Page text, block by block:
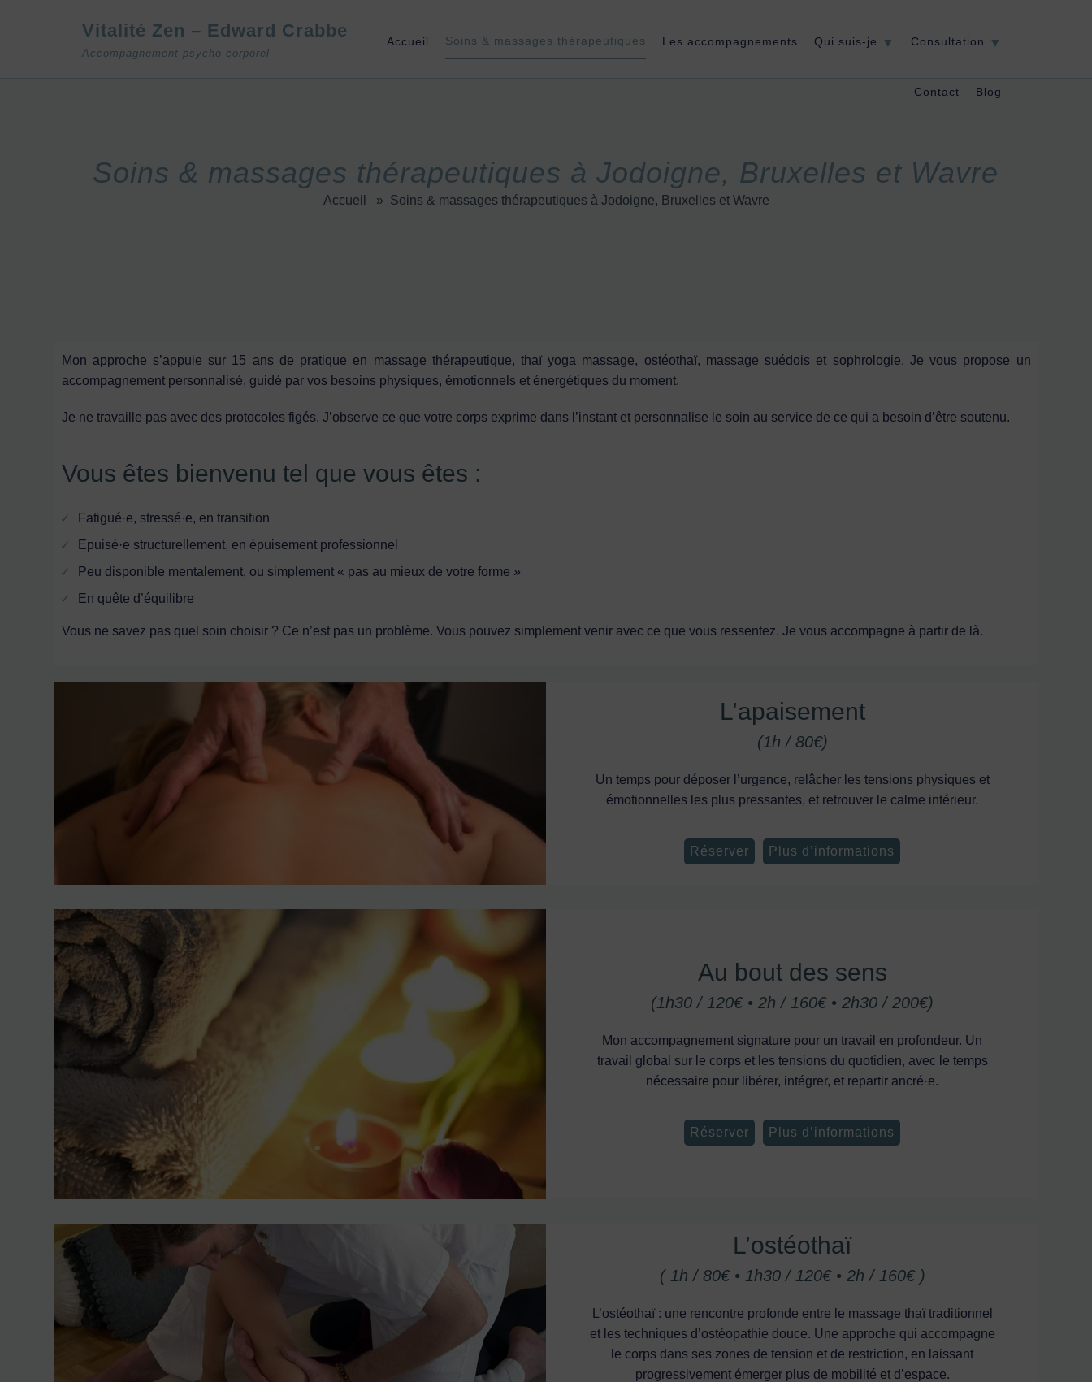
Vitalité Zen – Edward Crabbe
Accompagnement psycho-corporel
Accueil Soins & massages thérapeutiques Les accompagnements Qui suis-je Consultation
Contact Blog
Soins & massages thérapeutiques à Jodoigne, Bruxelles et Wavre
Accueil » Soins & massages thérapeutiques à Jodoigne, Bruxelles et Wavre
Mon approche s’appuie sur 15 ans de pratique en massage thérapeutique, thaï yoga massage, ostéothaï, massage suédois et sophrologie. Je vous propose un
accompagnement personnalisé, guidé par vos besoins physiques, émotionnels et énergétiques du moment.
Je ne travaille pas avec des protocoles figés. J’observe ce que votre corps exprime dans l’instant et personnalise le soin au service de ce qui a besoin d’être soutenu.
Vous êtes bienvenu tel que vous êtes :
Fatigué·e, stressé·e, en transition
Epuisé·e structurellement, en épuisement professionnel
Peu disponible mentalement, ou simplement « pas au mieux de votre forme »
En quête d’équilibre
Vous ne savez pas quel soin choisir ? Ce n’est pas un problème. Vous pouvez simplement venir avec ce que vous ressentez. Je vous accompagne à partir de là.
L’apaisement
(1h / 80€)
Un temps pour déposer l’urgence, relâcher les tensions physiques et
émotionnelles les plus pressantes, et retrouver le calme intérieur.
Réserver Plus d’informations
Au bout des sens
(1h30 / 120€ • 2h / 160€ • 2h30 / 200€)
Mon accompagnement signature pour un travail en profondeur. Un
travail global sur le corps et les tensions du quotidien, avec le temps
nécessaire pour libérer, intégrer, et repartir ancré·e.
Réserver Plus d’informations
L’ostéothaï
( 1h / 80€ • 1h30 / 120€ • 2h / 160€ )
L’ostéothaï : une rencontre profonde entre le massage thaï traditionnel
et les techniques d’ostéopathie douce. Une approche qui accompagne
le corps dans ses zones de tension et de restriction, en laissant
progressivement émerger plus de mobilité et d’espace.